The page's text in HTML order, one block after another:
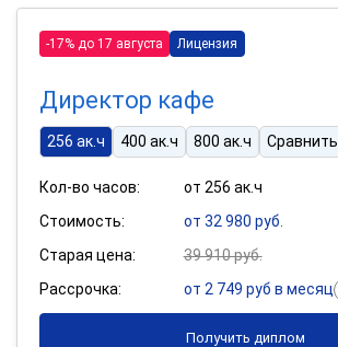
-17% до 17 августа Лицензия
Директор кафе
256 ак.ч 400 ак.ч 800 ак.ч Сравнить
Кол-во часов:
от 256 ак.ч
Стоимость:
от 32 980 руб.
Старая цена:
39 910 руб.
Рассрочка:
от 2 749 руб в месяц
Получить диплом